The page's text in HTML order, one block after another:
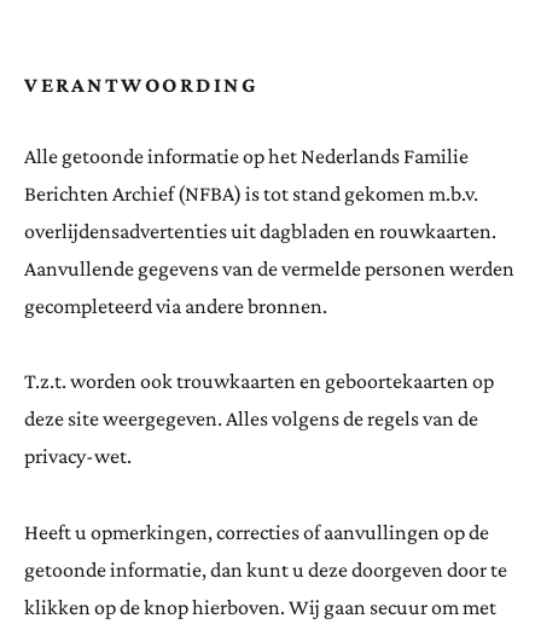
VERANTWOORDING
Alle getoonde informatie op het Nederlands Familie
Berichten Archief (NFBA) is tot stand gekomen m.b.v.
overlijdensadvertenties uit dagbladen en rouwkaarten.
Aanvullende gegevens van de vermelde personen werden
gecompleteerd via andere bronnen.
T.z.t. worden ook trouwkaarten en geboortekaarten op
deze site weergegeven. Alles volgens de regels van de
privacy-wet.
Heeft u opmerkingen, correcties of aanvullingen op de
getoonde informatie, dan kunt u deze doorgeven door te
klikken op de knop hierboven. Wij gaan secuur om met